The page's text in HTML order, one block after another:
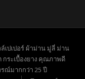
เปเปอร์ ผ้าม่าน มู่ลี่ ม่าน
ระเบื้องยาง คุณภาพดี
ณ์มากกว่า 25 ปี